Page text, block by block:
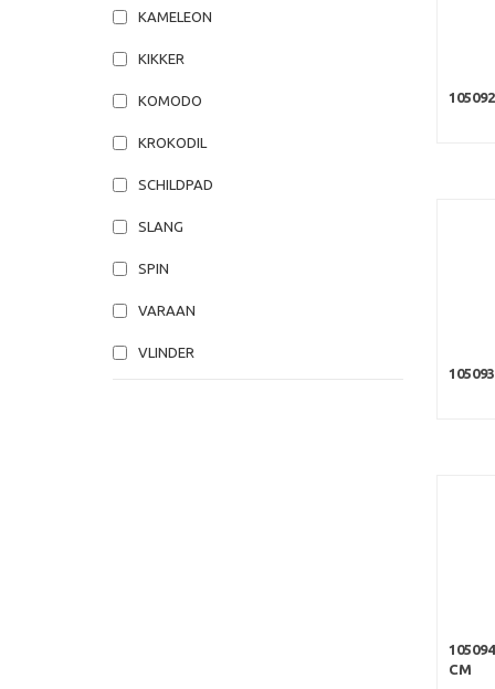
KAMELEON
KIKKER
KOMODO
KROKODIL
SCHILDPAD
SLANG
SPIN
VARAAN
VLINDER
CM